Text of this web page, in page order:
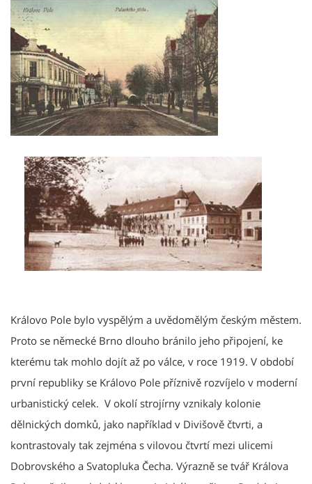
Královo Pole bylo vyspělým a uvědomělým českým městem.
Proto se německé Brno dlouho bránilo jeho připojení, ke
kterému tak mohlo dojít až po válce, v roce 1919. V období
první republiky se Královo Pole příznivě rozvíjelo v moderní
urbanistický celek. V okolí strojírny vznikaly kolonie
dělnických domků, jako například v Divišově čtvrti, a
kontrastovaly tak zejména s vilovou čtvrtí mezi ulicemi
Dobrovského a Svatopluka Čecha. Výrazně se tvář Králova